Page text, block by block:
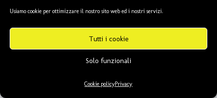
Usiamo cookie per ottimizzare il nostro sito web ed i nostri servizi.
Tutti i cookie
Solo funzionali
Cookie policyPrivacy
Renault
Risorse dal web
Rolls Royce